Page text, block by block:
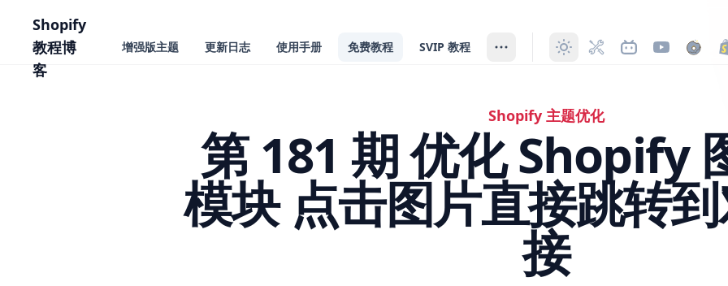
要内容Shopify
教程博
客
增强版主题 更新日志 使用手册 免费教程 SVIP 教程
Shopify 主题优化
第 181 期 优化 Shopify
模块 点击图片直接跳转
接